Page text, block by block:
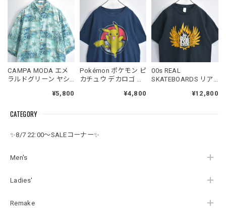
CATEGORY
✨8/7 22:00～SALEコーナー✨
Men's
Ladies'
Remake
CAMPA MODA エメ
ラルドグリーン ヤシ
リゾート ハワイアン
USED ヴィンテージ
ズ XL相当
¥5,800
Pokémon ポケモン ピ
カチュウ デカロゴ フ
メ キャラクター 半袖
USED ヴィンテージ
ズ XLサイズ
¥4,800
00s REAL
SKATEBOARDS リア
袖 Tシャツ クルーネ
バックプリント ウイ
¥12,800